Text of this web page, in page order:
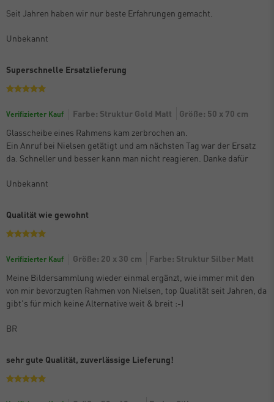
Seit Jahren haben wir nur beste Erfahrungen gemacht.
Unbekannt
Superschnelle Ersatzlieferung
Verifizierter Kauf Farbe: Struktur Gold Matt
Größe: 50 x 70 cm
Glasscheibe eines Rahmens kam zerbrochen an.
Ein Anruf bei Nielsen getätigt und am nächsten Tag war der Ersatz
da. Schneller und besser kann man nicht reagieren. Danke dafür
Unbekannt
Qualität wie gewohnt
Verifizierter Kauf Größe: 20 x 30 cm
Farbe: Struktur Silber Matt
Meine Bildersammlung wieder einmal ergänzt, wie immer mit den
von mir bevorzugten Rahmen von Nielsen, top Qualität seit Jahren, da
gibt's für mich keine Alternative weit & breit :-)
BR
sehr gute Qualität, zuverlässige Lieferung!